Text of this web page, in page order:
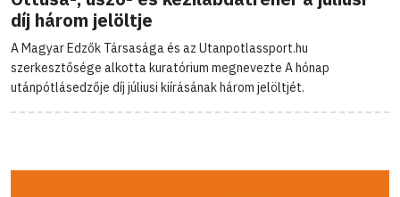
díj három jelöltje
A Magyar Edzők Társasága és az Utanpotlassport.hu
szerkesztősége alkotta kuratórium megnevezte A hónap
utánpótlásedzője díj júliusi kiírásának három jelöltjét.